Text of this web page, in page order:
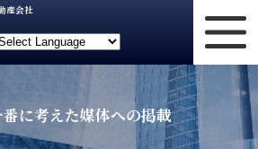
産会社
に考えた媒体への掲載